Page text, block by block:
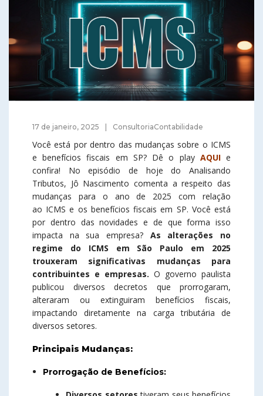
17 de janeiro, 2025 ConsultoriaContabilidade
Você está por dentro das mudanças sobre o ICMS
e benefícios fiscais em SP? Dê o play AQUI e
confira! No episódio de hoje do Analisando
Tributos, Jô Nascimento comenta a respeito das
mudanças para o ano de 2025 com relação
ao ICMS e os benefícios fiscais em SP. Você está
por dentro das novidades e de que forma isso
impacta na sua empresa? As alterações no
regime do ICMS em São Paulo em 2025
trouxeram significativas mudanças para
contribuintes e empresas. O governo paulista
publicou diversos decretos que prorrogaram,
alteraram ou extinguiram benefícios fiscais,
impactando diretamente na carga tributária de
diversos setores.
Principais Mudanças:
Prorrogação de Benefícios: